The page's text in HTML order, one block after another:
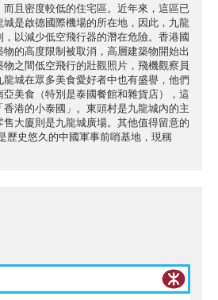
且密度較低的住宅區。近年來，這區已
是啟德國際機場的所在地，因此，九龍
以減少低空飛行器的潛在危險。香港國
的高度限制被取消，高層建築物開始出
之間低空飛行的壯觀照片，飛機觀察員
城在眾多美食愛好者中也有盛譽，他們
美食（特別是泰國餐館和雜貨店），這
港的小泰國」。東頭村是九龍城內的主
大廈則是九龍城廣場。其他值得留意的
歷史悠久的中國軍事前哨基地，現稱